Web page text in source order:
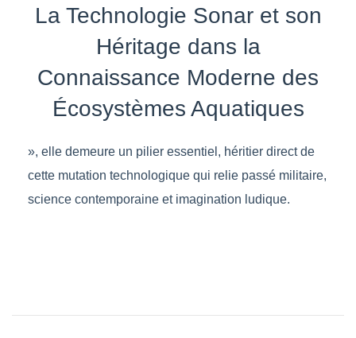
La Technologie Sonar et son
Héritage dans la
Connaissance Moderne des
Écosystèmes Aquatiques
», elle demeure un pilier essentiel, héritier direct de
cette mutation technologique qui relie passé militaire,
science contemporaine et imagination ludique.